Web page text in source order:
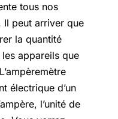
tous nos
Il peut arriver que
la quantité
appareils que
électrique d’un
l’unité de